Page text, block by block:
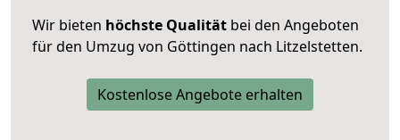
Wir bieten höchste Qualität bei den Angeboten
für den Umzug von Göttingen nach Litzelstetten.
Kostenlose Angebote erhalten